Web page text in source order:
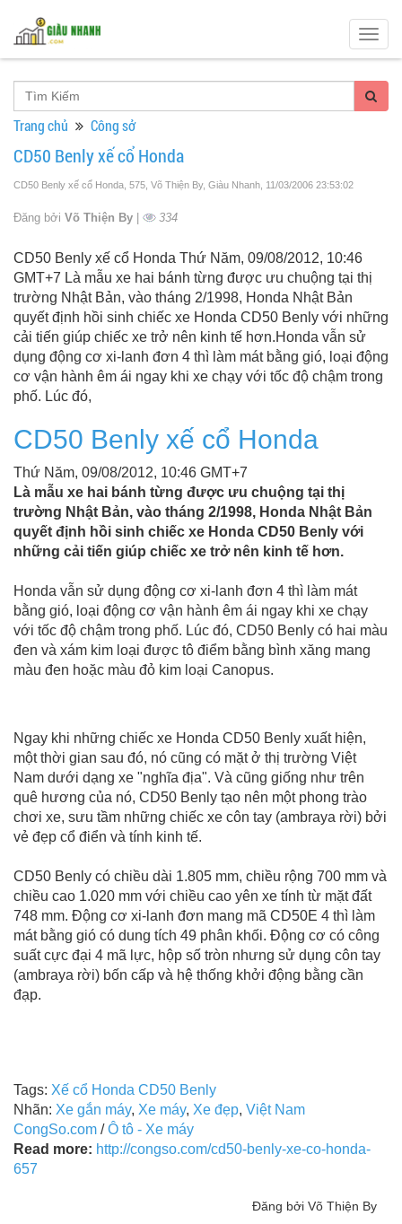
Trang chủ Công sở
CD50 Benly xế cổ Honda
CD50 Benly xế cổ Honda, 575, Võ Thiện By, Giàu Nhanh , 11/03/2006 23:53:02
Đăng bởi Võ Thiện By | 334
CD50 Benly xế cổ Honda Thứ Năm, 09/08/2012, 10:46
GMT+7 Là mẫu xe hai bánh từng được ưu chuộng tại thị
trường Nhật Bản, vào tháng 2/1998, Honda Nhật Bản
quyết định hồi sinh chiếc xe Honda CD50 Benly với những
cải tiến giúp chiếc xe trở nên kinh tế hơn.Honda vẫn sử
dụng động cơ xi-lanh đơn 4 thì làm mát bằng gió, loại động
cơ vận hành êm ái ngay khi xe chạy với tốc độ chậm trong
phố. Lúc đó,
CD50 Benly xế cổ Honda
Thứ Năm, 09/08/2012, 10:46 GMT+7
Là mẫu xe hai bánh từng được ưu chuộng tại thị
trường Nhật Bản, vào tháng 2/1998, Honda Nhật Bản
quyết định hồi sinh chiếc xe Honda CD50 Benly với
những cải tiến giúp chiếc xe trở nên kinh tế hơn.
Honda vẫn sử dụng động cơ xi-lanh đơn 4 thì làm mát
bằng gió, loại động cơ vận hành êm ái ngay khi xe chạy
với tốc độ chậm trong phố. Lúc đó, CD50 Benly có hai màu
đen và xám kim loại được tô điểm bằng bình xăng mang
màu đen hoặc màu đỏ kim loại Canopus.
Ngay khi những chiếc xe Honda CD50 Benly xuất hiện,
một thời gian sau đó, nó cũng có mặt ở thị trường Việt
Nam dưới dạng xe "nghĩa địa". Và cũng giống như trên
quê hương của nó, CD50 Benly tạo nên một phong trào
chơi xe, sưu tầm những chiếc xe côn tay (ambraya rời) bởi
vẻ đẹp cổ điển và tính kinh tế.
CD50 Benly có chiều dài 1.805 mm, chiều rộng 700 mm và
chiều cao 1.020 mm với chiều cao yên xe tính từ mặt đất
748 mm. Động cơ xi-lanh đơn mang mã CD50E 4 thì làm
mát bằng gió có dung tích 49 phân khối. Động cơ có công
suất cực đại 4 mã lực, hộp số tròn nhưng sử dụng côn tay
(ambraya rời) bốn cấp và hệ thống khởi động bằng cần
đạp.
Tags: Xế cổ Honda CD50 Benly
Nhãn: Xe gắn máy, Xe máy, Xe đẹp, Việt Nam
CongSo.com /Ô tô - Xe máy
Read more: http://congso.com/cd50-benly-xe-co-honda-
657
Đăng bởi Võ Thiện By